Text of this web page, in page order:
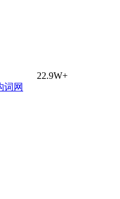
22.9W+